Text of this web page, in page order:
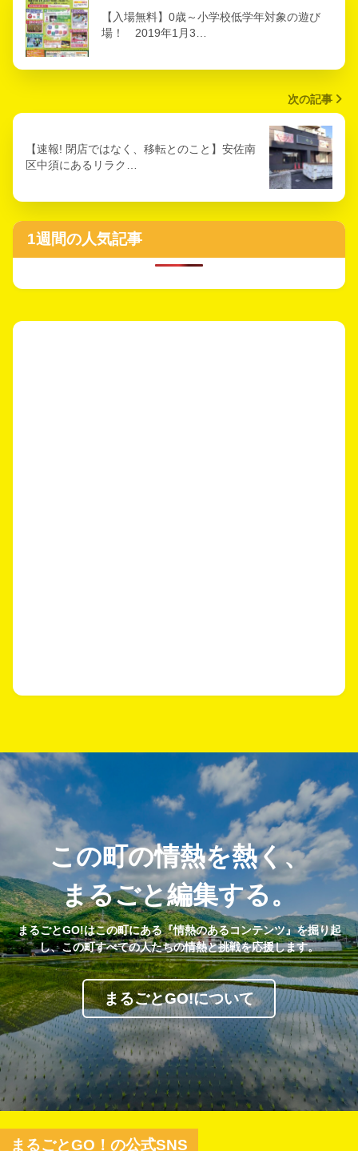
【入場無料】0歳～小学校低学年対象の遊び
場！ 2019年1月3…
次の記事
【速報! 閉店ではなく、移転とのこと】安佐南
区中須にあるリラク…
1週間の人気記事
この町の情熱を熱く、
まるごと編集する。
まるごとGO!はこの町にある『情熱のあるコンテンツ』を掘り起
し、この町すべての人たちの情熱と挑戦を応援します。
まるごとGO!について
まるごとGO！の公式SNS